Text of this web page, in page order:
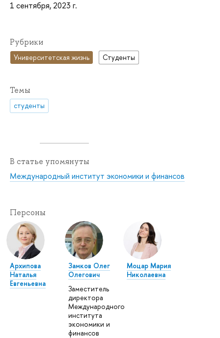
1 сентября, 2023 г.
Рубрики
Университетская жизнь Студенты
Темы
студенты
В статье упомянуты
Международный институт экономики и финансов
Персоны
Архипова
Наталья
Евгеньевна
Замков Олег
Олегович
Заместитель
директора
Международного
института
экономики и
финансов
Моцар Мария
Николаевна